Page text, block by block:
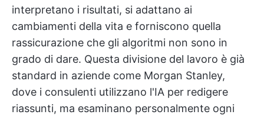
interpretano i risultati, si adattano ai
cambiamenti della vita e forniscono quella
rassicurazione che gli algoritmi non sono in
grado di dare. Questa divisione del lavoro è già
standard in aziende come Morgan Stanley,
dove i consulenti utilizzano l'IA per redigere
riassunti, ma esaminano personalmente ogni